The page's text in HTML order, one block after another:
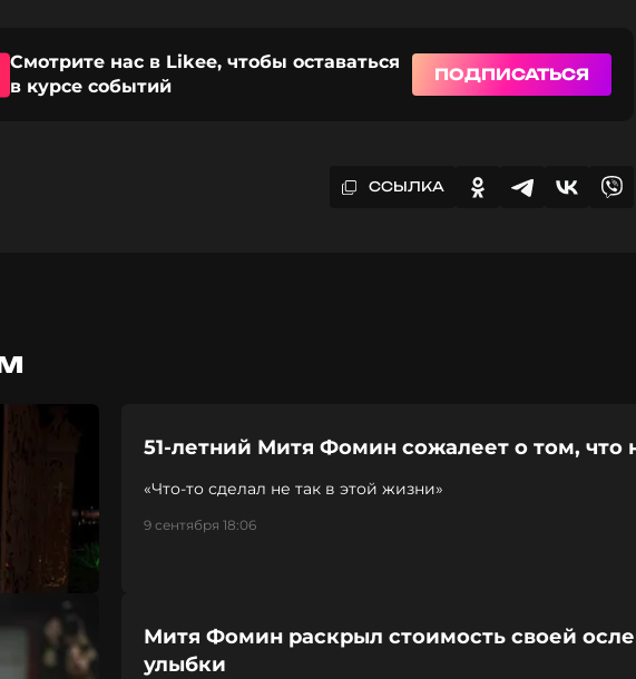
Смотрите нас в Likee, чтобы оставаться
в курсе событий
ПОДПИСАТЬСЯ
ССЫЛКА
51-летний Митя Фомин сожалеет о том, что
«Что-то сделал не так в этой жизни»
9 сентября 18:06
Митя Фомин раскрыл стоимость своей
улыбки